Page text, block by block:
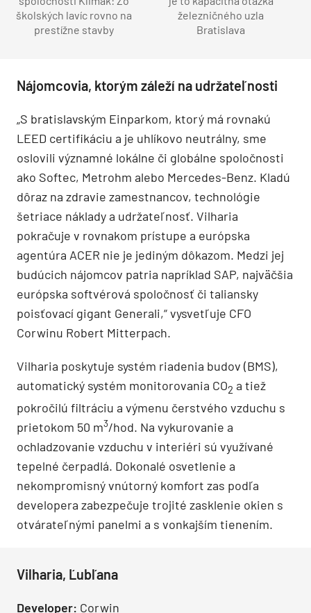
školských lavíc rovno na
prestížne stavby
železničného uzla
Bratislava
Nájomcovia, ktorým záleží na udržateľnosti
„S bratislavským Einparkom, ktorý má rovnakú
LEED certifikáciu a je uhlíkovo neutrálny, sme
oslovili významné lokálne či globálne spoločnosti
ako Softec, Metrohm alebo Mercedes-Benz. Kladú
dôraz na zdravie zamestnancov, technológie
šetriace náklady a udržateľnosť. Vilharia
pokračuje v rovnakom prístupe a európska
agentúra ACER nie je jediným dôkazom. Medzi jej
budúcich nájomcov patria napríklad SAP, najväčšia
európska softvérová spoločnosť či taliansky
poisťovací gigant Generali,“ vysvetľuje CFO
Corwinu Robert Mitterpach.
Vilharia poskytuje systém riadenia budov (BMS),
automatický systém monitorovania CO2 a tiež
pokročilú filtráciu a výmenu čerstvého vzduchu s
prietokom 50 m3/hod. Na vykurovanie a
ochladzovanie vzduchu v interiéri sú využívané
tepelné čerpadlá. Dokonalé osvetlenie a
nekompromisný vnútorný komfort zas podľa
developera zabezpečuje trojité zasklenie okien s
otvárateľnými panelmi a s vonkajším tienením.
Vilharia, Ľubľana
Developer: Corwin